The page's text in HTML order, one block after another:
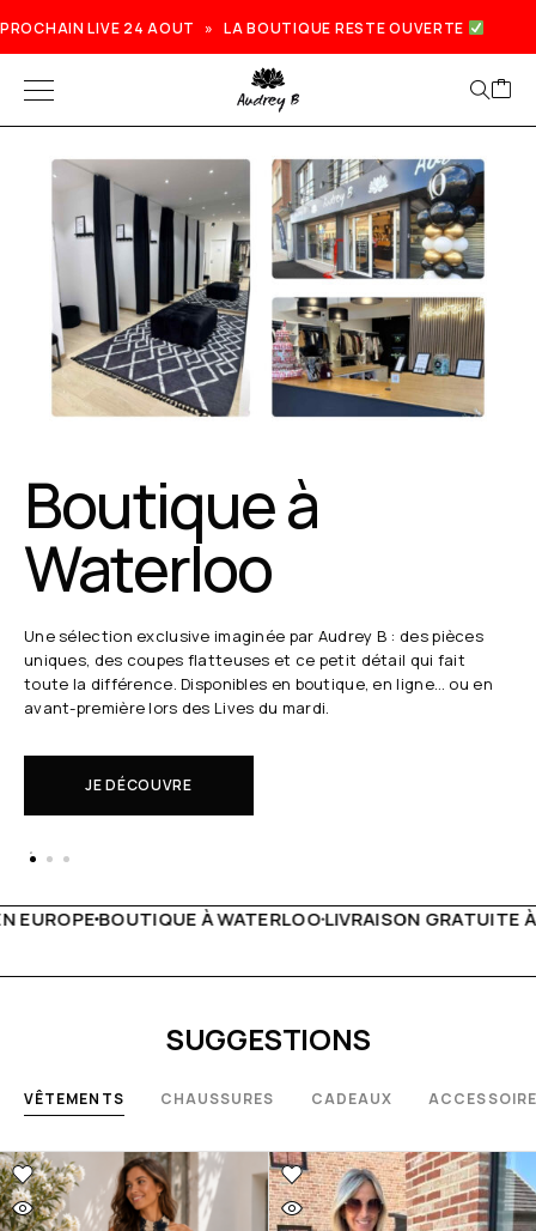
PROCHAIN LIVE 24 AOUT » LA BOUTIQUE RESTE OUVERTE
Boutique à
Waterloo
Une sélection exclusive imaginée par Audrey B : des pièces
uniques, des coupes flatteuses et ce petit détail qui fait
toute la différence. Disponibles en boutique, en ligne… ou en
avant-première lors des Lives du mardi.
JE DÉCOUVRE
LIVRAISON GRATUITE À PARTIR DE 150€LIVE
SUGGESTIONS
VÊTEMENTS CHAUSSURES CADEAUX